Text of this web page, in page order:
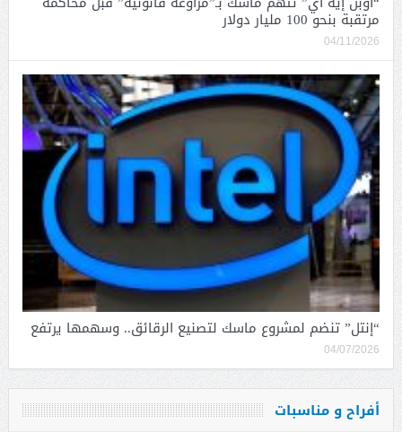
مرتقبة بنحو 100 مليار دولار
04/11/2026
“إنتل” تنضم لمشروع ماسك لتصنيع الرقائق.. وسهمها يرتفع
04/07/2026
أفراح و مناسبات